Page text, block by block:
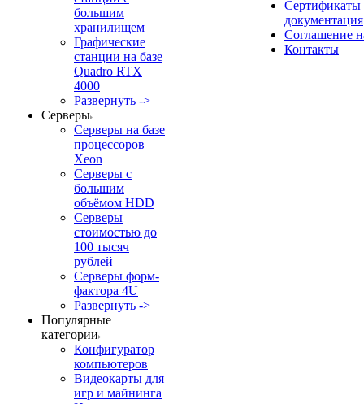
большим
хранилищем
Графические
станции на базе
Quadro RTX
4000
Развернуть ->
Серверы
Серверы на базе
процессоров
Xeon
Серверы с
большим
объёмом HDD
Серверы
стоимостью до
100 тысяч
рублей
Серверы форм-
фактора 4U
Развернуть ->
Популярные
категории
Конфигуратор
компьютеров
Видеокарты для
игр и майнинга
Сертификаты
документация
Соглашение
Контакты